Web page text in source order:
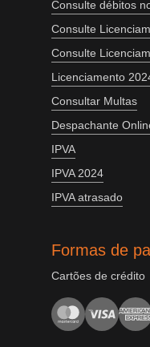
Consulte débitos
Consulte
Consulte
Licenciamento
Consultar Multas
Despachante
IPVA
IPVA 2024
IPVA atrasado
Formas de
Cartões de crédito